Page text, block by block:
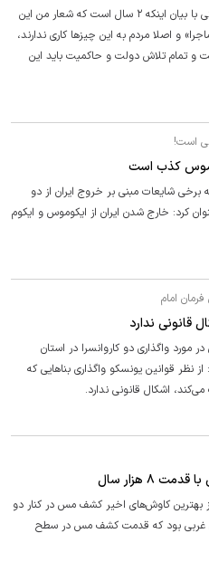
وزیر میراث فرهنگی، گردشگری و صنایع دستی با بیان اینکه ۲ سال است که شعار من این
و اصلا مردم به این چیز‌ها کاری ندارند،
و تمام تلاش دولت و حاکمیت باید این
است!
کذب است
شایعات مبنی بر خروج ایران از دو
کرد: خارج شدن ایران از ایکوموس و ایکوم
امام
قانونی ندارد
مورد واگذاری دو کاروانسرا در استان
قوانین یونسکو واگذاری بنا‌هایی که
اشکال قانونی ندارد.
هزار سال
بهترین کاوش‌های اخیر کشف مس در کنار دو
غربی بود که قدمت کشف مس در سطح